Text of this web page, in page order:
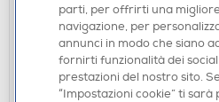
parti, per offrirti una
navigazione, per
annunci in modo che siano
fornirti funzionalità dei
prestazioni del nostro sito.
“Impostazioni cookie” ti